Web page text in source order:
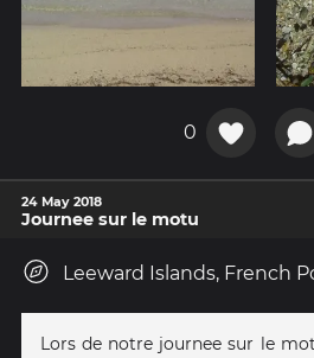
0
24 May 2018
Journee sur le motu
Leeward Islands, French
Lors de notre journee sur le